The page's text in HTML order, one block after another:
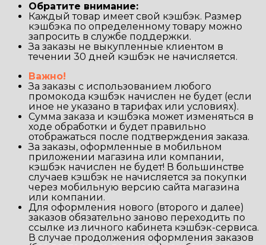
Обратите внимание:
Каждый товар имеет свой кэшбэк. Размер
кэшбэка по определенному товару можно
запросить в службе поддержки.
За заказы не выкупленные клиентом в
течении 30 дней кэшбэк не начисляется.
Важно!
За заказы с использованием любого
промокода кэшбэк начислен не будет (если
иное не указано в тарифах или условиях).
Сумма заказа и кэшбэка может изменяться в
ходе обработки и будет правильно
отображаться после подтверждения заказа.
За заказы, оформленные в мобильном
приложении магазина или компании,
кэшбэк начислен не будет! В большинстве
случаев кэшбэк не начисляется за покупки
через мобильную версию сайта магазина
или компании.
Для оформления нового (второго и далее)
заказов обязательно заново переходить по
ссылке из личного кабинета кэшбэк-сервиса.
В случае продолжения оформления заказов